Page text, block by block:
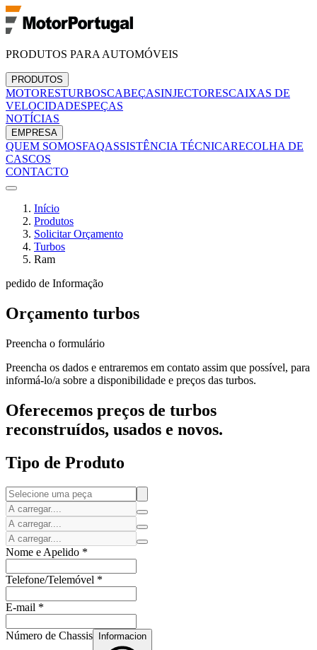
PRODUTOS PARA AUTOMÓVEIS
PRODUTOS
MOTORESTURBOSCABEÇASINJECTORESCAIXAS DE
VELOCIDADESPEÇAS
NOTÍCIAS
EMPRESA
QUEM SOMOSFAQASSISTÊNCIA TÉCNICARECOLHA DE
CASCOS
CONTACTO
Início
Produtos
Solicitar Orçamento
Turbos
Ram
pedido de Informação
Orçamento turbos
Preencha o formulário
Preencha os dados e entraremos em contato assim que possível, para
informá-lo/a sobre a disponibilidade e preços das turbos.
Oferecemos preços de turbos
reconstruídos, usados e novos.
Tipo de Produto
Nome e Apelido *
Telefone/Telemóvel *
E-mail *
Número de Chassis Informacion